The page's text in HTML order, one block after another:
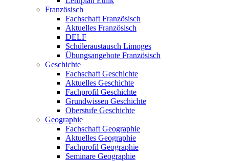
Französisch
Fachschaft Französisch
Aktuelles Französisch
DELF
Schüleraustausch Limoges
Übungsangebote Französisch
Geschichte
Fachschaft Geschichte
Aktuelles Geschichte
Fachprofil Geschichte
Grundwissen Geschichte
Oberstufe Geschichte
Geographie
Fachschaft Geographie
Aktuelles Geographie
Fachprofil Geographie
Seminare Geographie